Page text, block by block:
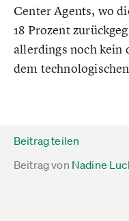
Center Agents, wo
18 Prozent
allerdings noch kein
dem
Beitrag teilen
Beitrag von Nadine